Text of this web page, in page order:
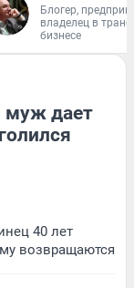
Блогер,
владелец в
бизнесе
муж дает
40 лет
возвращаются